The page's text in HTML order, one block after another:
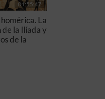
01:55:47
La
la Ilíada y
de la